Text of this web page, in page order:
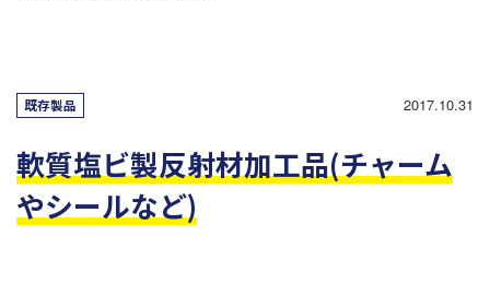
既存製品 2017.10.31
軟質塩ビ製反射材加工品(チャーム
やシールなど)